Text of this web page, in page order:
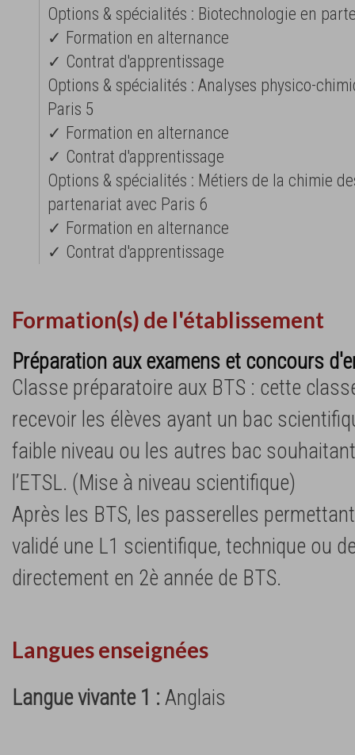
Options & spécialités : Biotechnologie en
✓ Formation en alternance
✓ Contrat d'apprentissage
Options & spécialités : Analyses physico-
Paris 5
✓ Formation en alternance
✓ Contrat d'apprentissage
Options & spécialités : Métiers de la chimie
partenariat avec Paris 6
✓ Formation en alternance
✓ Contrat d'apprentissage
Formation(s) de l'établissement
Préparation aux examens et concours
Classe préparatoire aux BTS : cette
recevoir les élèves ayant un bac
faible niveau ou les autres bac
l’ETSL. (Mise à niveau scientifique)
Après les BTS, les passerelles
validé une L1 scientifique, technique ou
directement en 2è année de BTS.
Langues enseignées
Langue vivante 1 :Anglais